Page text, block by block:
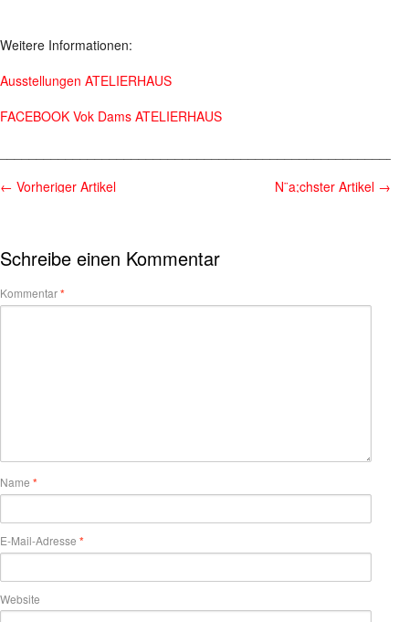
Weitere Informationen:
Ausstellungen ATELIERHAUS
FACEBOOK Vok Dams ATELIERHAUS
← Vorheriger Artikel N¨a;chster Artikel →
Schreibe einen Kommentar
Kommentar*
Name *
E-Mail-Adresse *
Website